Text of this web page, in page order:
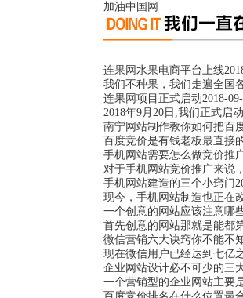
加油中国网
连果网水果电商平台上线
我们不种果，我们走遍全国
连果网项目正式启动2018-
2018年9月20日,我们正式启
南宁网站制作教你如何把百
百度竞价是有钱老板最直接
手机网站需要怎么做竞价推
对于手机网站竞价推广来说
手机网站建造的三个小窍门
现今，手机网站制造也正在
一个创意的网站应该注意哪
首先创意的网站那就是能都
微信营销六大诀窍你不能不
现在微信用户已经达到七亿
企业网站设计必不可少的三
一个营销型的企业网站主要